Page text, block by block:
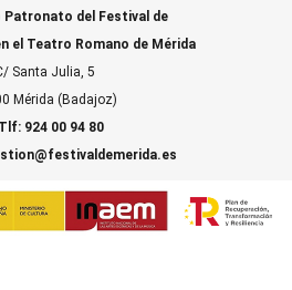
del Festival de
el Teatro Romano de Mérida
Santa Julia, 5
Mérida (Badajoz)
Tlf: 924 00 94 80